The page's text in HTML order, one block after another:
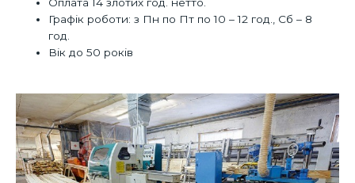
Графік роботи: з Пн по Пт по 10 – 12 год., Сб – 8
год.
Вік до 50 років